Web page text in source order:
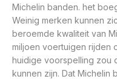
Michelin banden. het
Weinig merken kunnen
beroemde kwaliteit van
miljoen voertuigen rijden
huidige voorspelling zou
kunnen zijn. Dat Michelin